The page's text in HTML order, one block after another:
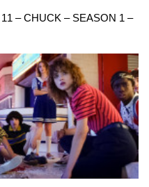
– CHUCK – SEASON 1 –